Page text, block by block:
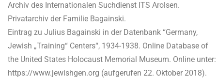
Archiv des Internationalen Suchdienst ITS Arolsen.
Privatarchiv der Familie Bagainski.
Eintrag zu Julius Bagainski in der Datenbank “Germany,
Jewish „Training“ Centers“, 1934-1938. Online Database of
the United States Holocaust Memorial Museum. Online unter:
https://www.jewishgen.org (aufgerufen 22. Oktober 2018).